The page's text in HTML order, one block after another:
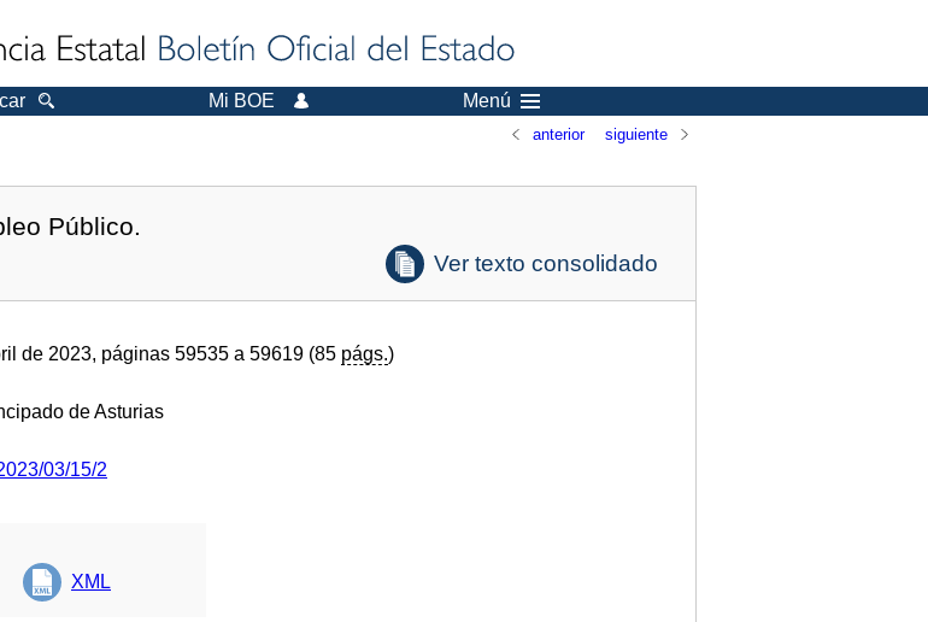
Mi BOE Menú
anterior siguiente
Público.
Ver texto consolidado
de 2023, páginas 59535 a 59619 (85 págs.)
de Asturias
03/15/2
XML